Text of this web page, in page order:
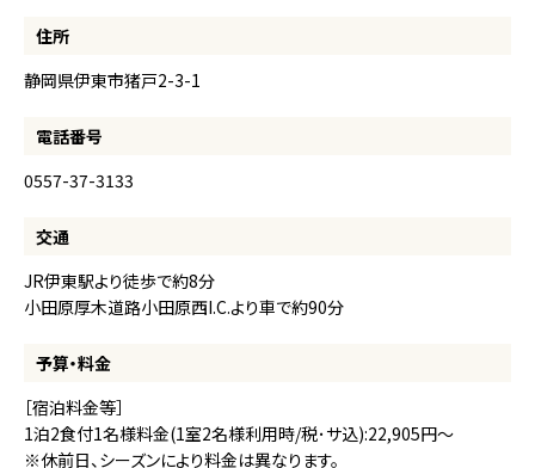
住所
静岡県伊東市猪戸2-3-1
電話番号
0557-37-3133
交通
JR伊東駅より徒歩で約8分
小田原厚木道路小田原西I.C.より車で約90分
予算・料金
［宿泊料金等］
1泊2食付1名様料金(1室2名様利用時/税･サ込):22,905円～
※休前日、シーズンにより料金は異なります。